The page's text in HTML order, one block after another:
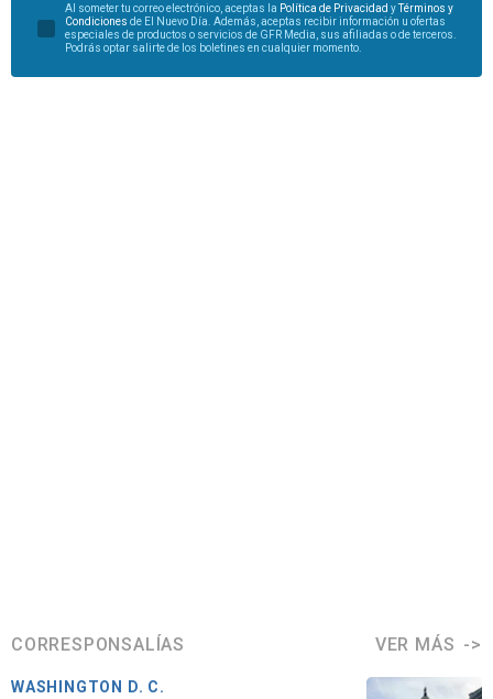
Al someter tu correo electrónico, aceptas la Política de Privacidad yTérminos y
Condiciones de El Nuevo Día. Además, aceptas recibir información u ofertas
especiales de productos o servicios de GFR Media, sus afiliadas o de terceros.
Podrás optar salirte de los boletines en cualquier momento.
CORRESPONSALÍAS VER MÁS
WASHINGTON D. C.